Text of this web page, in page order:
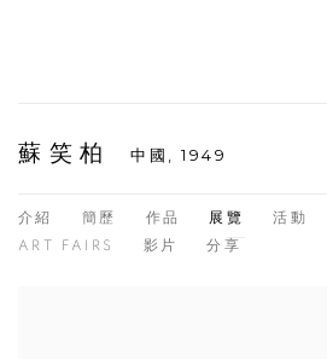
蘇笑柏 中國, 1949
介紹 簡歷 作品 展覽 活動
ART FAIRS
影片 分享